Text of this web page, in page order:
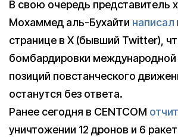
В свою очередь представитель
Мохаммед аль-Бухайти написал
странице в X (бывший Twitter),
бомбардировки международной
позиций повстанческого
останутся без ответа.
Ранее сегодня в CENTCOM
уничтожении 12 дронов и 6